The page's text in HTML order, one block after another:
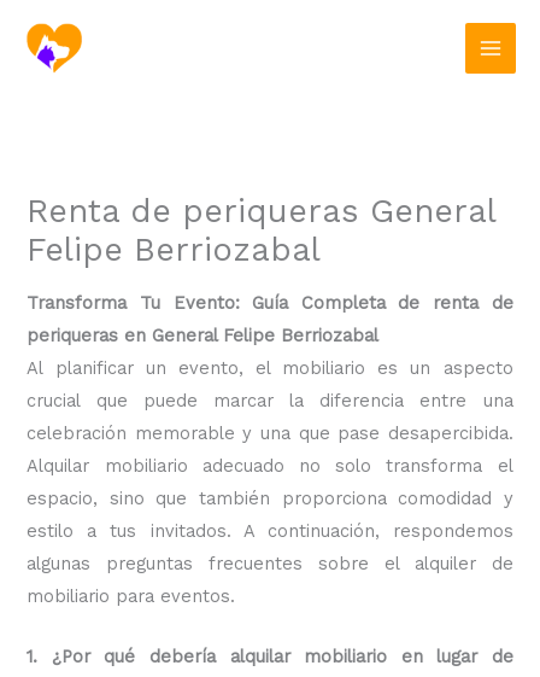
contenido
Renta de periqueras General
Felipe Berriozabal
Transforma Tu Evento: Guía Completa de renta de
periqueras en General Felipe Berriozabal
Al planificar un evento, el mobiliario es un aspecto
crucial que puede marcar la diferencia entre una
celebración memorable y una que pase desapercibida.
Alquilar mobiliario adecuado no solo transforma el
espacio, sino que también proporciona comodidad y
estilo a tus invitados. A continuación, respondemos
algunas preguntas frecuentes sobre el alquiler de
mobiliario para eventos.
1. ¿Por qué debería alquilar mobiliario en lugar de